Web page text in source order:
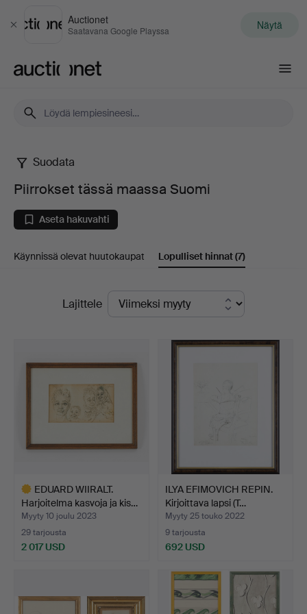
Sulje
Auctionet
Saatavana Google Playssa Näytä
Piirrokset
tässä
maassa
Suomi
Suodata
Piirrokset tässä maassa Suomi
Aseta hakuvahti
Käynnissä olevat huutokaupat Lopulliset hinnat(7)
LopullisetLajittele
EDUARD WIIRALT.
Harjoitelma kasvoja ja kis…
Myyty 10 joulu 2023
29 tarjousta
2 017 USD
ILYA EFIMOVICH REPIN.
Kirjoittava lapsi (T…
Myyty 25 touko 2022
9 tarjousta
692 USD